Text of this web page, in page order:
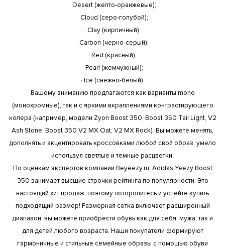
· Desert (желто-оранжевые);
· Cloud (серо-голубой);
· Clay (кирпичный);
· Carbon (черно-серый);
· Red (красный);
· Pearl (жемчужный);
· Ice (снежно-белый).
Вашему вниманию предлагаются как варианты mono
(монохромные), так и с яркими вкраплениями контрастирующего
колера (например, модели Zyon Boost 350, Boost 350 Tail Light, V2
Ash Stone, Boost 350 V2 MX Oat, V2 MX Rock). Вы можете менять,
дополнять и акцентировать кроссовками любой свой образ, умело
используя светлые и темные расцветки.
По оценкам экспертов компании Beyeezy.ru, Adidas Yeezy Boost
350 занимает высшие строчки рейтинга по популярности. Это
настоящий хит продаж, поэтому поторопитесь и успейте купить
подходящий размер! Размерная сетка включает расширенный
диапазон, вы можете приобрести обувь как для себя, мужа, так и
для детей любого возраста. Наши покупатели формируют
гармоничные и стильные семейные образы с помощью обуви